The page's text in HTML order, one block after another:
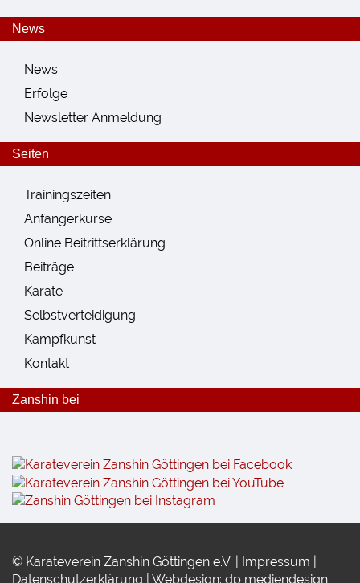
News
News
Erfolge
Newsletter Anmeldung
Seiten
Trainingszeiten
Anfängerkurse
Online Beitrittserklärung
Beiträge
Karate
Selbstverteidigung
Kampfkunst
Kontakt
Zanshin bei
© Karateverein Zanshin Göttingen e.V. | Impressum
Datenschutzerklärung
Webdesign: dp mediendesign